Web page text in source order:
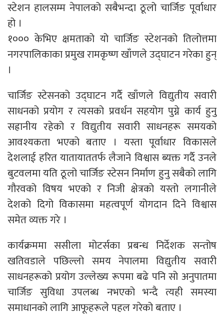
स्टेशन हालसम्म नेपालको सबैभन्दा ठूलो चार्जिङ पूर्वाधार
हो ।
१००० केभिए क्षमताको यो चार्जिङ स्टेशनको तिलोत्तमा
नगरपालिकाका प्रमुख रामकृष्ण खाँणले उद्घाटन गरेका हुन्
।
चार्जिङ स्टेसनको उद्घाटन गर्दै खाँणले विद्युतीय सवारी
साधनको प्रयोग र त्यसको प्रवर्धन सहयोग पुग्ने कार्य हुनु
सह्रानीय रहेको र विद्युतीय सवारी साधनहरू समयको
आवश्यकता भएको बताए । यस्ता पूर्वाधार विकासले
देशलाई हरित यातायाततर्फ लैजाने विश्वास ब्यक्त गर्दै उनले
बुटवलमा यति ठूलो चार्जिङ स्टेसन निर्माण हुनु सबैको लागि
गौरवको विषय भएको र निजी क्षेत्रको यस्तो लगानीले
देशको दिगो विकासमा महत्वपूर्ण योगदान दिने विश्वास
समेत व्यक्त गरे ।
कार्यक्रममा ससीला मोटर्सका प्रबन्ध निर्देशक सन्तोष
खतिवडाले पछिल्लो समय नेपालमा विद्युतीय सवारी
साधनहरूको प्रयोग उल्लेख्य रूपमा बढे पनि सो अनुपातमा
चार्जिङ सुविधा उपलब्ध नभएको भन्दै त्यही समस्या
समाधानको लागि आफूहरूले पहल गरेको बताए ।